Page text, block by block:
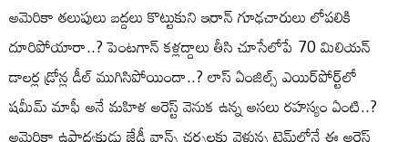
అమెరికా తలుపులు బద్దలు కొట్టుకుని ఇరాన్ గూఢచారులు లోపలికి
దూరిపోయారా..? పెంటగాన్ కళ్లద్దాలు తీసి చూసేలోపే 70 మిలియన్
డాలర్ల డ్రోన్ల డీల్ ముగిసిపోయిందా..? లాస్ ఏంజిల్స్ ఎయిర్‌పోర్ట్‌లో
షమీమ్ మాఫీ అనే మహిళ అరెస్ట్ వెనుక ఉన్న అసలు రహస్యం ఏంటి..?
అమెరికా ఉపాధ్యక్షుడు జేడీ వాన్స్ చర్చలకు వెళ్తున్న టైమ్‌లోనే ఈ అరెస్ట్